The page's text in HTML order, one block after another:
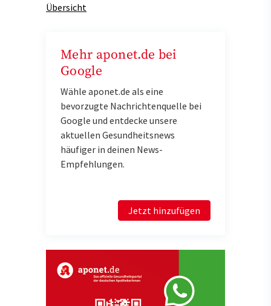
Übersicht
Mehr aponet.de bei
Google
Wähle aponet.de als eine
bevorzugte Nachrichtenquelle bei
Google und entdecke unsere
aktuellen Gesundheitsnews
häufiger in deinen News-
Empfehlungen.
Jetzt hinzufügen